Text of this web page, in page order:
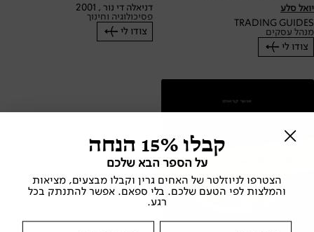
יואל סלע
TRADING GUIDES
מנהל עסקים
צודו לי
דניאלה די נור , 2001
פסיכולוגיה וחינוך
צודו לי
קבלו 15% הנחה
על הספר הבא שלכם
הצטרפו לניוזלטר של האחים גרין וקבלו מבצעים, מציאות
והמלצות לפי הטעם שלכם. בלי ספאם. אפשר להתנתק בכל
רגע.